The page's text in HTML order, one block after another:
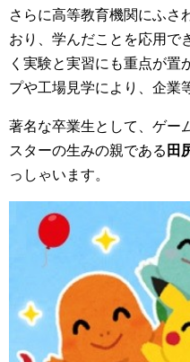
さらに高等教育機関にふさ
おり、学んだことを応用で
く実験と実習にも重点が置
プや工場見学により、企業
著名な卒業生として、ゲー
スターの生みの親である 田
っしゃいます。